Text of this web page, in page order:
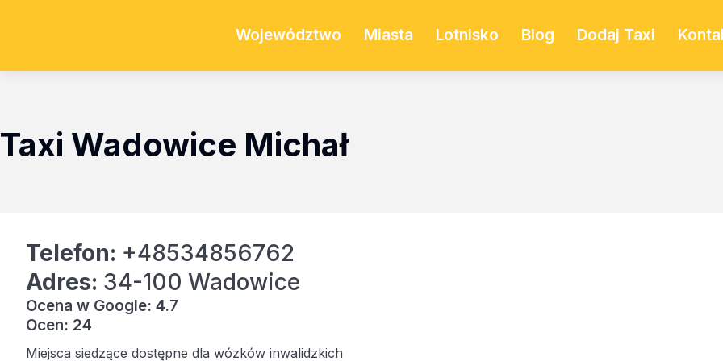
Województwo Miasta Lotnisko Blog Dodaj Taxi
Taxi Wadowice Michał
Telefon: +48534856762
Adres: 34-100 Wadowice
Ocena w Google: 4.7
Ocen: 24
Miejsca siedzące dostępne dla wózków inwalidzkich